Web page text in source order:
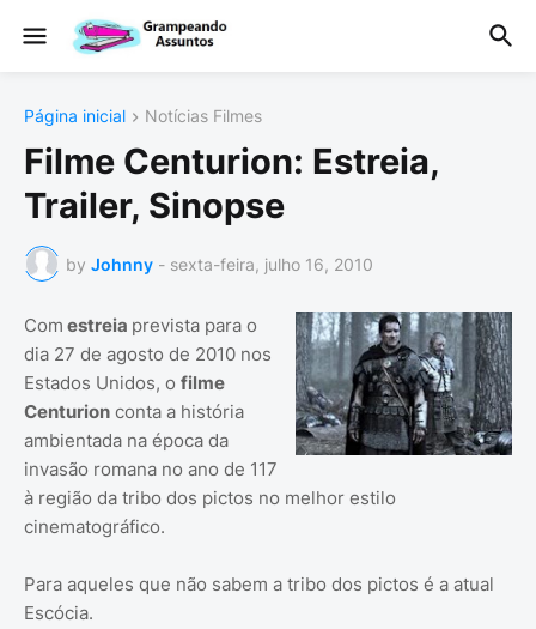
Página inicial Notícias Filmes
Filme Centurion: Estreia,
Trailer, Sinopse
by Johnny - sexta-feira, julho 16, 2010
Com estreia prevista para o
dia 27 de agosto de 2010 nos
Estados Unidos, o filme
Centurion conta a história
ambientada na época da
invasão romana no ano de 117
à região da tribo dos pictos no melhor estilo
cinematográfico.
Para aqueles que não sabem a tribo dos pictos é a atual
Escócia.